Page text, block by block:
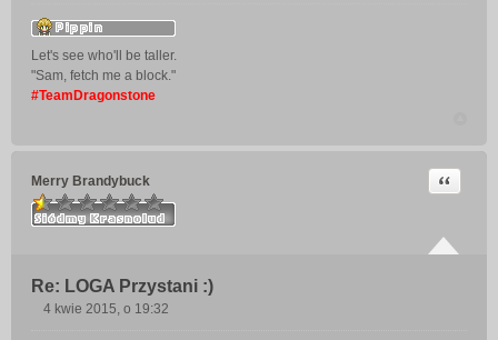
Let's see who'll be taller.
"Sam, fetch me a block."
#TeamDragonstone
Merry Brandybuck
Re: LOGA Przystani :)
Cytuj
4 kwie 2015, o 19:32